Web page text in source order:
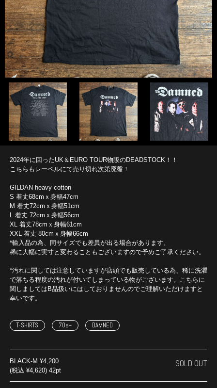
2024年に回ったUK＆EURO TOUR物販のDEADSTOCK！！
こちらもレーベルにて売り切れ次第廃盤！
GILDAN heavy cotton
S 着丈68cmｘ身幅47cm
M 着丈72cmｘ身幅51cm
L 着丈 72cmｘ身幅56cm
XL 着丈78cmｘ身幅61cm
XXL 着丈 80cmｘ身幅66cm
*輸入品の為、同サイズでも差異が出る場合があります。
稀に大幅に実寸と変わることもございますので予めご了承ください。
*汚れに関しては注意していますが店頭でも販売している為、稀に洗濯
で落ちる程度の汚れが付いてしまっている物がございます。こちらに
関しましてはB品扱いにはしておりませんのでご理解いただけますと
幸いです。
T-SHIRTS 70s~ DAMNED
BLACK-M ¥4,200
(税込 ¥4,620) 42pt
SOLD OUT